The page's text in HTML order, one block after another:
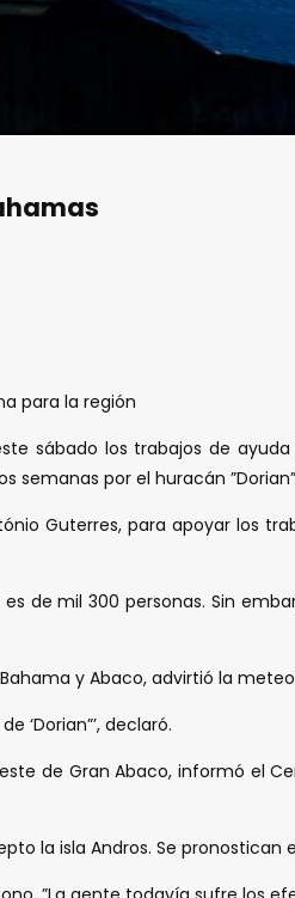
para la región
sábado los trabajos de
semanas por el huracán
Guterres, para apoyar los
de mil 300 personas. Sin
y Abaco, advirtió la
‘Dorian”’, declaró.
de Gran Abaco, informó el
la isla Andros. Se